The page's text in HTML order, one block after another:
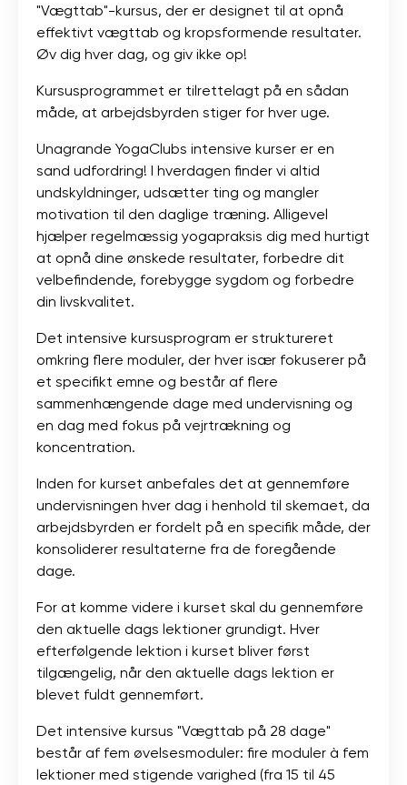
"Vægttab"-kursus, der er designet til at opnå
effektivt vægttab og kropsformende resultater.
Øv dig hver dag, og giv ikke op!
Kursusprogrammet er tilrettelagt på en sådan
måde, at arbejdsbyrden stiger for hver uge.
Unagrande YogaClubs intensive kurser er en
sand udfordring! I hverdagen finder vi altid
undskyldninger, udsætter ting og mangler
motivation til den daglige træning. Alligevel
hjælper regelmæssig yogapraksis dig med hurtigt
at opnå dine ønskede resultater, forbedre dit
velbefindende, forebygge sygdom og forbedre
din livskvalitet.
Det intensive kursusprogram er struktureret
omkring flere moduler, der hver især fokuserer på
et specifikt emne og består af flere
sammenhængende dage med undervisning og
en dag med fokus på vejrtrækning og
koncentration.
Inden for kurset anbefales det at gennemføre
undervisningen hver dag i henhold til skemaet, da
arbejdsbyrden er fordelt på en specifik måde, der
konsoliderer resultaterne fra de foregående
dage.
For at komme videre i kurset skal du gennemføre
den aktuelle dags lektioner grundigt. Hver
efterfølgende lektion i kurset bliver først
tilgængelig, når den aktuelle dags lektion er
blevet fuldt gennemført.
Det intensive kursus "Vægttab på 28 dage"
består af fem øvelsesmoduler: fire moduler à fem
lektioner med stigende varighed (fra 15 til 45